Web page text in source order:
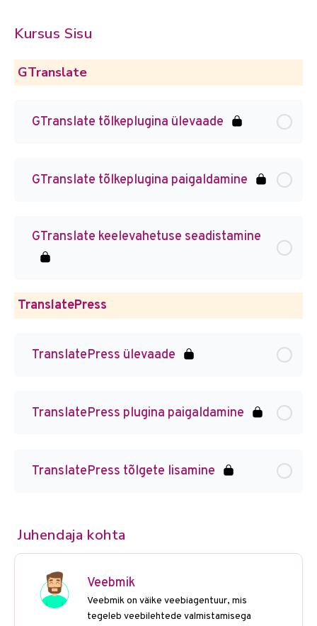
Kursus Sisu
GTranslate
GTranslate tõlkeplugina ülevaade
GTranslate tõlkeplugina paigaldamine
GTranslate keelevahetuse seadistamine
TranslatePress
TranslatePress ülevaade
TranslatePress plugina paigaldamine
TranslatePress tõlgete lisamine
Juhendaja kohta
Veebmik
Veebmik on väike veebiagentuur, mis
tegeleb veebilehtede valmistamisega